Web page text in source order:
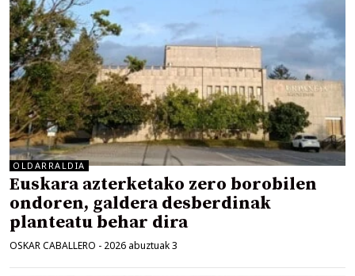
OLDARRALDIA
Euskara azterketako zero borobilen
ondoren, galdera desberdinak
planteatu behar dira
OSKAR CABALLERO - 2026 abuztuak 3